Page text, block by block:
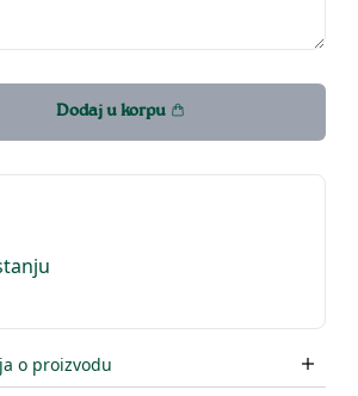
Dodaj u korpu
o proizvodu